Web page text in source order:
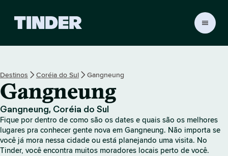
a
n
i
c
i
a
l
Destinos Coréia do Sul Gangneung
Gangneung
Gangneung, Coréia do Sul
Fique por dentro de como são os dates e quais são os melhores
lugares pra conhecer gente nova em Gangneung. Não importa se
você já mora nessa cidade ou está planejando uma visita. No
Tinder, você encontra muitos moradores locais perto de você.